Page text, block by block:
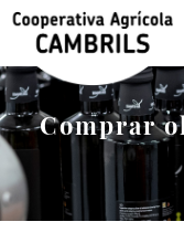
Comprar